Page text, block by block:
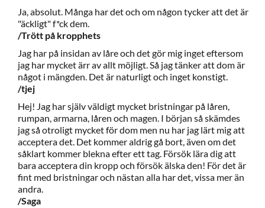
Ja, absolut. Många har det och om någon tycker att det är
"äckligt" f*ck dem.
/Trött på kropphets
Jag har på insidan av låre och det gör mig inget eftersom
jag har mycket ärr av allt möjligt. Så jag tänker att dom är
något i mängden. Det är naturligt och inget konstigt.
/tjej
Hej! Jag har själv väldigt mycket bristningar på låren,
rumpan, armarna, låren och magen. I början så skämdes
jag så otroligt mycket för dom men nu har jag lärt mig att
acceptera det. Det kommer aldrig gå bort, även om det
såklart kommer blekna efter ett tag. Försök lära dig att
bara acceptera din kropp och försök älska den! För det är
fint med bristningar och nästan alla har det, vissa mer än
andra.
/Saga